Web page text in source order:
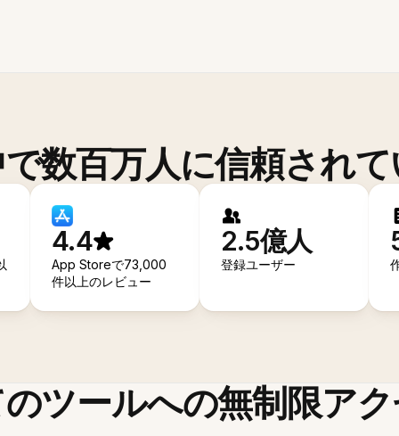
数百万人に信頼され
4.4
App Storeで73,000
件以上のレビュー
2.5億人
登録ユーザー
ツールへの無制限ア